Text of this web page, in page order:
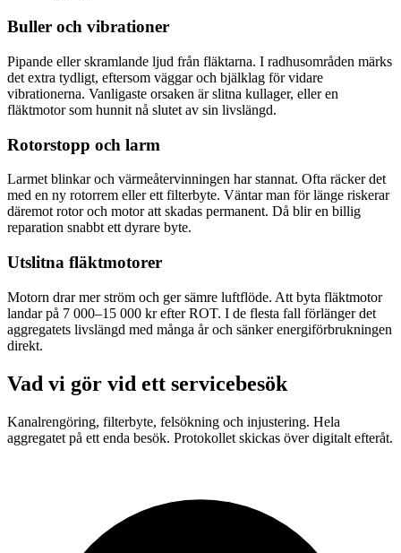
Buller och vibrationer
Pipande eller skramlande ljud från fläktarna. I radhusområden märks
det extra tydligt, eftersom väggar och bjälklag för vidare
vibrationerna. Vanligaste orsaken är slitna kullager, eller en
fläktmotor som hunnit nå slutet av sin livslängd.
Rotorstopp och larm
Larmet blinkar och värmeåtervinningen har stannat. Ofta räcker det
med en ny rotorrem eller ett filterbyte. Väntar man för länge riskerar
däremot rotor och motor att skadas permanent. Då blir en billig
reparation snabbt ett dyrare byte.
Utslitna fläktmotorer
Motorn drar mer ström och ger sämre luftflöde. Att byta fläktmotor
landar på 7 000–15 000 kr efter ROT. I de flesta fall förlänger det
aggregatets livslängd med många år och sänker energiförbrukningen
direkt.
Vad vi gör vid ett servicebesök
Kanalrengöring, filterbyte, felsökning och injustering. Hela
aggregatet på ett enda besök. Protokollet skickas över digitalt efteråt.